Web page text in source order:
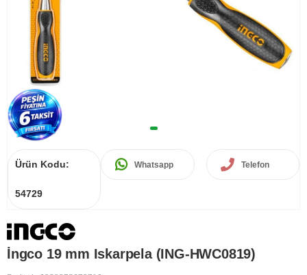
Ürün Kodu:
54729
Whatsapp Telefon
İngco 19 mm Iskarpela (ING-HWC0819)